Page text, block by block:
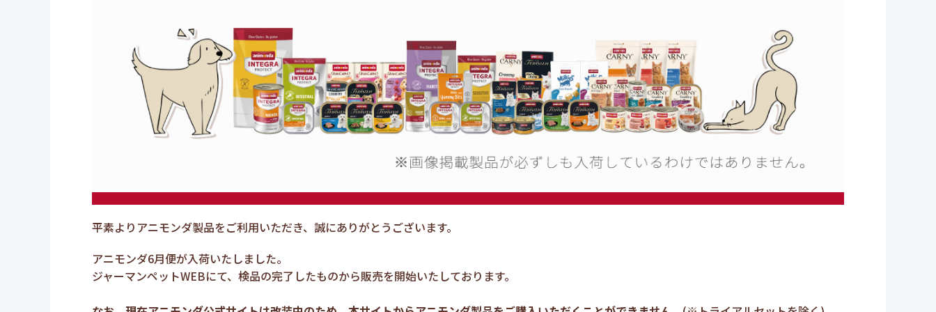
平素よりアニモンダ製品をご利用いただき、誠にありがとうございます。
アニモンダ6月便が入荷いたしました。
ジャーマンペットWEBにて、検品の完了したものから販売を開始いたしております。